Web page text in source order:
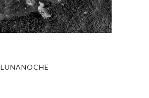
LUNANOCHE